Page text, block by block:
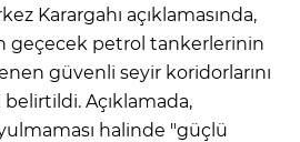
Karargahı açıklamasında,
geçecek petrol tankerlerinin
güvenli seyir koridorlarını
Açıklamada,
halinde "güçlü